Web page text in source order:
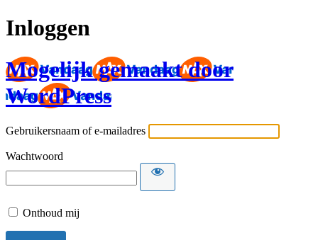
Inloggen
Mogelijk gemaakt door
WordPress
Gebruikersnaam of e-mailadres
Wachtwoord
Onthoud mij